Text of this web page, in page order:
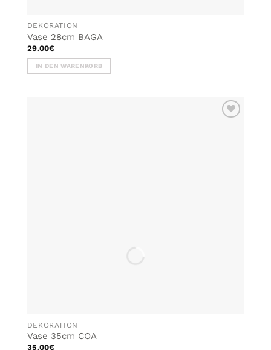
DEKORATION
Vase 28cm BAGA
29.00€
IN DEN WARENKORB
DEKORATION
Vase 35cm COA
35.00€